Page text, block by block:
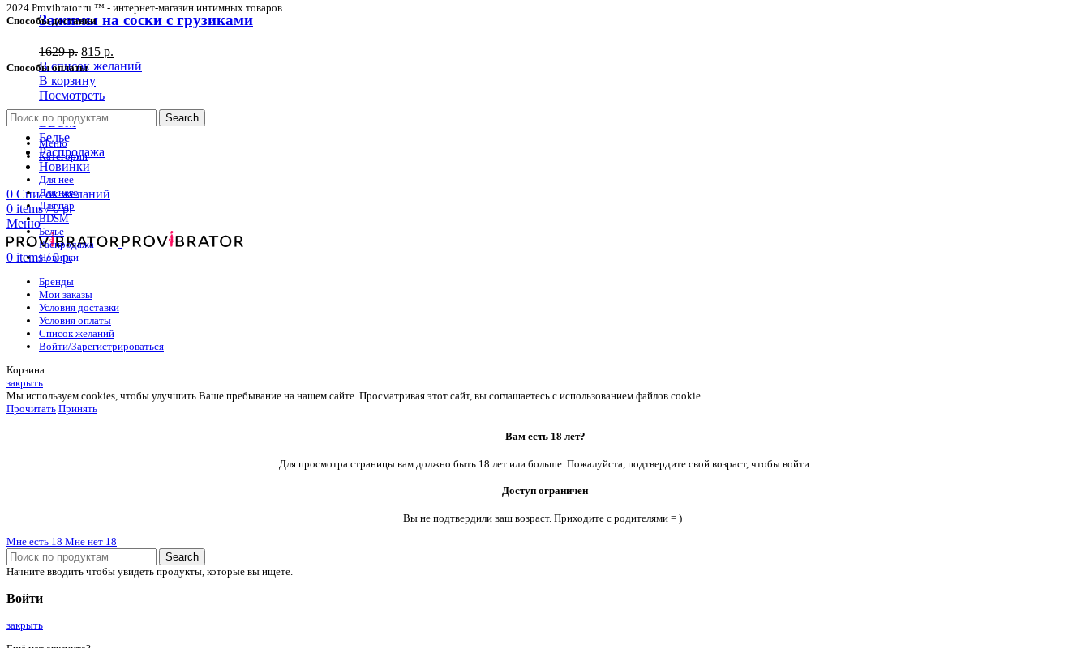
Зажимы на соски с грузиками
1629р. 815 р.
В список желаний
В корзину
Посмотреть
BDSM
Белье
Распродажа
Новинки
0 Список желаний
0 items / 0р.
Меню
0 items / 0р.
2024 Provibrator.ru ™ - интернет-магазин интимных товаров.
Способы доставки
Способы оплаты
Search
Меню
Категории
Для нее
Для него
Для пар
BDSM
Белье
Распродажа
Новинки
Бренды
Мои заказы
Условия доставки
Условия оплаты
Список желаний
Войти/Зарегистрироваться
Корзина
закрыть
Мы используем cookies, чтобы улучшить Ваше пребывание на нашем сайте. Просматривая этот сайт, вы соглашаетесь с использованием файлов cookie.
Прочитать Принять
Вам есть 18 лет?
Для просмотра страницы вам должно быть 18 лет или больше. Пожалуйста, подтвердите свой возраст, чтобы войти.
Доступ ограничен
Вы не подтвердили ваш возраст. Приходите с родителями = )
Мне есть 18 Мне нет 18
Search
Начните вводить чтобы увидеть продукты, которые вы ищете.
Войти
закрыть